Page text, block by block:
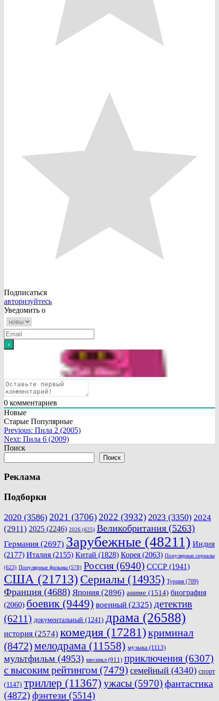
Подписаться
авторизуйтесь
Уведомить о
0 комментариев
Новые
Старые Популярные
Навигация
по
Previous: Пила 2 (2005)
Next: Пила 6 (2009)
Поиск
Поиск
Реклама
Подборки
2020 (3586) 2021 (3706) 2022 (3932) 2023 (3350) 2024
(2911) 2025 (2246) 2026 (625) Великобритания (5263)
Германия (2697) Зарубежные (48211) Индия
(2177) Италия (2155) Китай (1828) Корея (2063) Популярные сериалы
(623) Популярные фильмы (578) Россия (6940) СССР (1941)
США (21713) Сериалы (14935) Турция (709)
Франция (4688) Япония (2896) аниме (1514) биография
(2060) боевик (9449) военный (2325) детектив
(6211) документальный (1241) драма (26588)
история (2574) комедия (17281)криминал
(8472)мелодрама (11558) музыка (1113)
мультфильм (4953) мюзикл (911) приключения (6307)
с высоким рейтингом (7479) семейный (4340) спорт
(1147) триллер (11367) ужасы (5970) фантастика
(4872) фэнтези (5514)